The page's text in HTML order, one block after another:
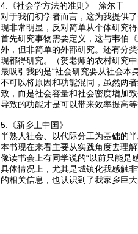
4.《社会学方法的准则》 涂尔干
对于我们初学者而言，这为我提供
现非常明显，反对简单从个体研究
首先研究事物需要定义，这与韦伯
外，但非简单的外部研究。还有分
现都得研究。（贺老师的农村研究
最吸引我的是“社会研究要从社会本
不可以将原因和功能混同，虽然两
致，而是社会容量和社会密度增加
导致的功能才是可以带来效率提高
5.《新乡土中国》
半熟人社会、以代际分工为基础的
本书现在来看主要从实践角度去理
像读书会上有同学说的“以前只能是
具体情况上，尤其是城镇化我感触
的相关信息，也认识到了我家乡巨